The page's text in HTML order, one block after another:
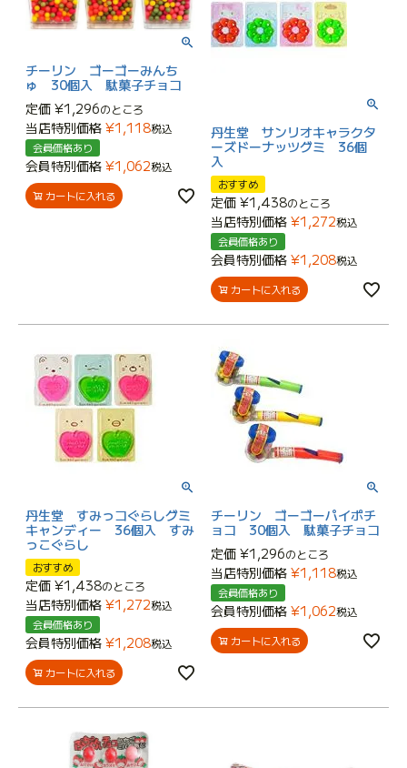
チーリン ゴーゴーみんち
ゅ 30個入 駄菓子チョコ
定価 ¥1,296のところ
当店特別価格 ¥1,118税込
会員価格あり
会員特別価格 ¥1,062税込
カートに入れる
丹生堂 サンリオキャラクタ
ーズドーナッツグミ 36個
入
おすすめ
定価 ¥1,438のところ
当店特別価格 ¥1,272税込
会員価格あり
会員特別価格 ¥1,208税込
カートに入れる
丹生堂 すみっコぐらしグミ
キャンディー 36個入 すみ
っこぐらし
おすすめ
定価 ¥1,438のところ
当店特別価格 ¥1,272税込
会員価格あり
会員特別価格 ¥1,208税込
カートに入れる
チーリン ゴーゴーパイポチ
ョコ 30個入 駄菓子チョコ
定価 ¥1,296のところ
当店特別価格 ¥1,118税込
会員価格あり
会員特別価格 ¥1,062税込
カートに入れる